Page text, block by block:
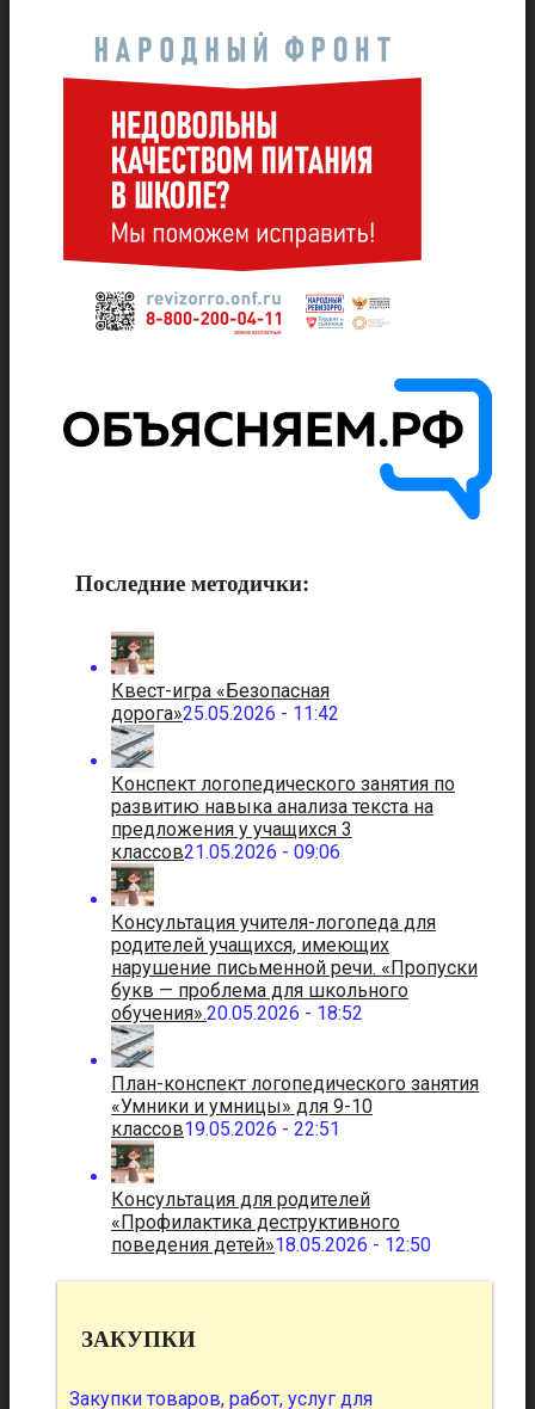
Последние методички:
Квест-игра «Безопасная
дорога»25.05.2026 - 11:42
Конспект логопедического занятия по
развитию навыка анализа текста на
предложения у учащихся 3
классов21.05.2026 - 09:06
Консультация учителя-логопеда для
родителей учащихся, имеющих
нарушение письменной речи. «Пропуски
букв — проблема для школьного
обучения».20.05.2026 - 18:52
План-конспект логопедического занятия
«Умники и умницы» для 9-10
классов19.05.2026 - 22:51
Консультация для родителей
«Профилактика деструктивного
поведения детей»18.05.2026 - 12:50
ЗАКУПКИ
Закупки товаров, работ, услуг для